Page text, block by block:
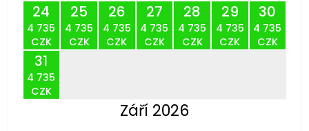
24
4 735
CZK
25
4 735
CZK
26
4 735
CZK
27
4 735
CZK
28
4 735
CZK
29
4 735
CZK
30
4 735
CZK
31
4 735
CZK
Září 2026